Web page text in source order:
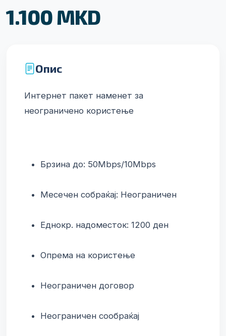
1.100 MKD
Опис
Интернет пакет наменет за
неограничено користење
Брзина до: 50Mbps/10Mbps
Месечен собраќај: Неограничен
Еднокр. надоместок: 1200 ден
Опрема на користење
Неограничен договор
Неограничен сообраќај